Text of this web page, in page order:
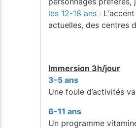
les 12-18 ans :
actuelles, des centres
Immersion 3h/jour
3-5 ans
Une foule d’activités
6-11 ans
Un programme